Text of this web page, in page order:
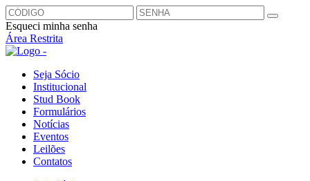
Esqueci minha senha
Área Restrita
Seja Sócio
Institucional
Stud Book
Formulários
Notícias
Eventos
Leilões
Contatos